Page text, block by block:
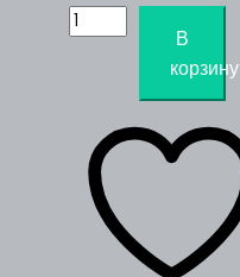
Количество
товара
кислородных
датчиков
1/2",
22
мм,
разрезная
KING
TONY
В
корзину